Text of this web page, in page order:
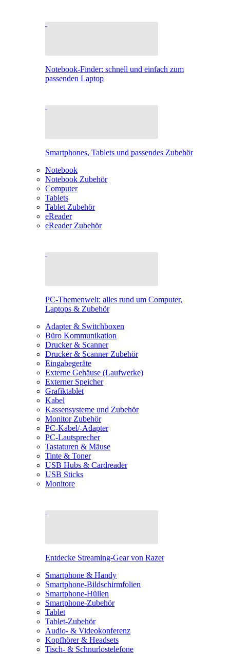
Notebook-Finder: schnell und einfach zum
passenden Laptop
Smartphones, Tablets und passendes Zubehör
Notebook
Notebook Zubehör
Computer
Tablets
Tablet Zubehör
eReader
eReader Zubehör
PC-Themenwelt: alles rund um Computer,
Laptops & Zubehör
Adapter & Switchboxen
Büro Kommunikation
Drucker & Scanner
Drucker & Scanner Zubehör
Eingabegeräte
Externe Gehäuse (Laufwerke)
Externer Speicher
Grafiktablet
Kabel
Kassensysteme und Zubehör
Monitor Zubehör
PC-Kabel/-Adapter
PC-Lautsprecher
Tastaturen & Mäuse
Tinte & Toner
USB Hubs & Cardreader
USB Sticks
Monitore
Entdecke Streaming-Gear von Razer
Smartphone & Handy
Smartphone-Bildschirmfolien
Smartphone-Hüllen
Smartphone-Zubehör
Tablet
Tablet-Zubehör
Audio- & Videokonferenz
Kopfhörer & Headsets
Tisch- & Schnurlostelefone